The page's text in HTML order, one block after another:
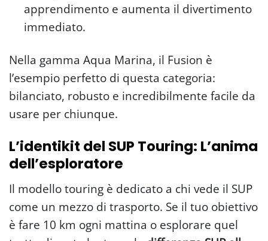
apprendimento e aumenta il divertimento
immediato.
Nella gamma Aqua Marina, il Fusion è
l’esempio perfetto di questa categoria:
bilanciato, robusto e incredibilmente facile da
usare per chiunque.
L’identikit del SUP Touring: L’anima
dell’esploratore
Il modello touring è dedicato a chi vede il SUP
come un mezzo di trasporto. Se il tuo obiettivo
è fare 10 km ogni mattina o esplorare quel